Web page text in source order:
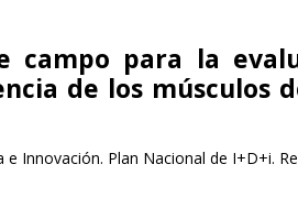
campo para la
de los músculos
Innovación. Plan Nacional de I+D+i.